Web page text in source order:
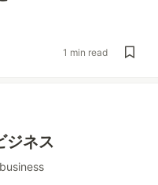
1 min read
ジネス
business